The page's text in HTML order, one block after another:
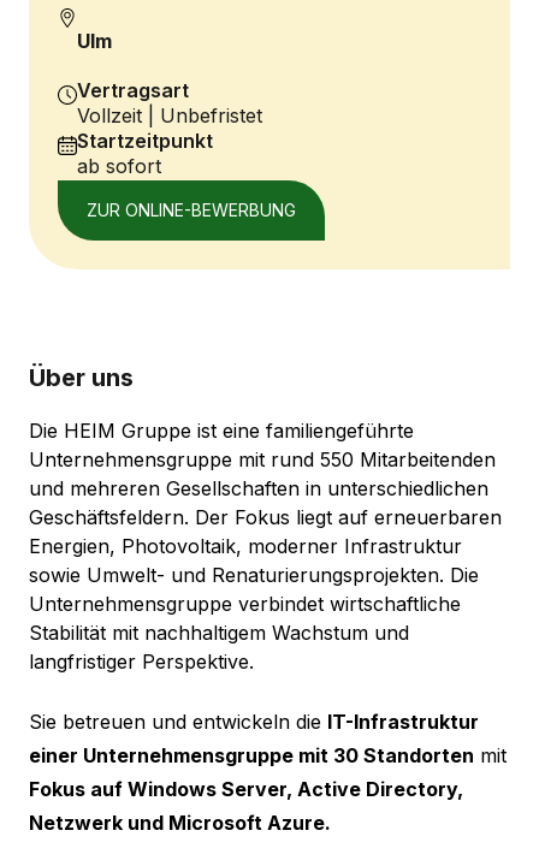
Ulm
Vertragsart
Vollzeit | Unbefristet
Startzeitpunkt
ab sofort
ZUR ONLINE-BEWERBUNG
Über uns
Die HEIM Gruppe ist eine familiengeführte
Unternehmensgruppe mit rund 550 Mitarbeitenden
und mehreren Gesellschaften in unterschiedlichen
Geschäftsfeldern. Der Fokus liegt auf erneuerbaren
Energien, Photovoltaik, moderner Infrastruktur
sowie Umwelt- und Renaturierungsprojekten. Die
Unternehmensgruppe verbindet wirtschaftliche
Stabilität mit nachhaltigem Wachstum und
langfristiger Perspektive.
Sie betreuen und entwickeln die IT-Infrastruktur
einer Unternehmensgruppe mit 30 Standorten mit
Fokus auf Windows Server, Active Directory,
Netzwerk und Microsoft Azure.